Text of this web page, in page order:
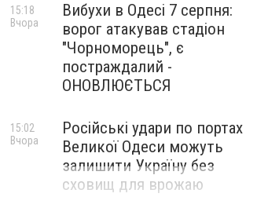
Вибухи в Одесі 7 серпня:
ворог атакував стадіон
"Чорноморець", є
постраждалий -
ОНОВЛЮЄТЬСЯ
15:18
Вчора
Російські удари по портах
Великої Одеси можуть
залишити Україну без
сховищ для врожаю
15:02
Вчора